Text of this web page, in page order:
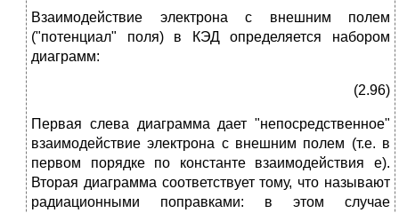
Взаимодействие электрона с внешним полем
("потенциал" поля) в КЭД определяется набором
диаграмм:
(2.96)
Первая слева диаграмма дает "непосредственное"
взаимодействие электрона с внешним полем (т.е. в
первом порядке по константе взаимодействия е).
Вторая диаграмма соответствует тому, что называют
радиационными поправками: в этом случае